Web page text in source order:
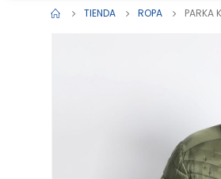
TIENDA ROPA PARKA